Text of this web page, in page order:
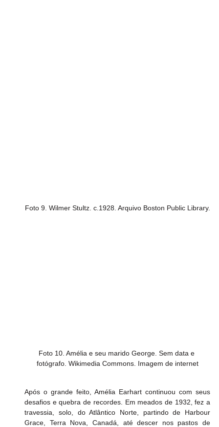
Foto 9. Wilmer Stultz. c.1928. Arquivo Boston Public Library.
Foto 10. Amélia e seu marido George. Sem data e
fotógrafo. Wikimedia Commons. Imagem de internet
Após o grande feito, Amélia Earhart continuou com seus
desafios e quebra de recordes. Em meados de 1932, fez a
travessia, solo, do Atlântico Norte, partindo de Harbour
Grace, Terra Nova, Canadá, até descer nos pastos de